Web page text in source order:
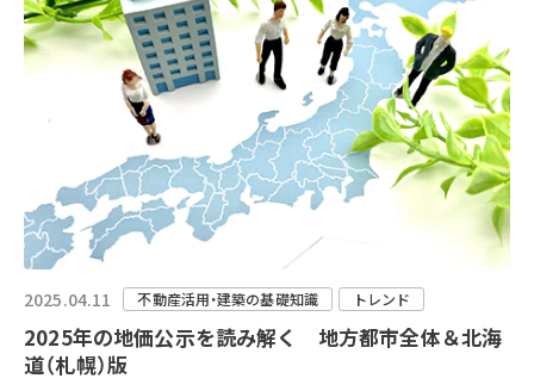
2025.04.11 不動産活用・建築の基礎知識 トレンド
2025年の地価公示を読み解く 地方都市全体＆北海
道（札幌）版